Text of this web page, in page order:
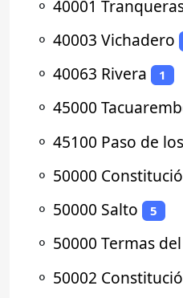
⚬ 40001
⚬ 40003 Vichadero
⚬ 40063 Rivera 1
⚬ 45000
⚬ 45100 Paso de
⚬ 50000
⚬ 50000 Salto 5
⚬ 50000 Termas
⚬ 50002